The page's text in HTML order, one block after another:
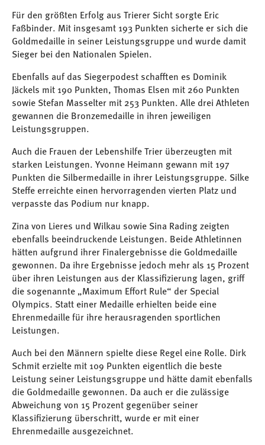
Für den größten Erfolg aus Trierer Sicht sorgte Eric
Faßbinder. Mit insgesamt 193 Punkten sicherte er sich die
Goldmedaille in seiner Leistungsgruppe und wurde damit
Sieger bei den Nationalen Spielen.
Ebenfalls auf das Siegerpodest schafften es Dominik
Jäckels mit 190 Punkten, Thomas Elsen mit 260 Punkten
sowie Stefan Masselter mit 253 Punkten. Alle drei Athleten
gewannen die Bronzemedaille in ihren jeweiligen
Leistungsgruppen.
Auch die Frauen der Lebenshilfe Trier überzeugten mit
starken Leistungen. Yvonne Heimann gewann mit 197
Punkten die Silbermedaille in ihrer Leistungsgruppe. Silke
Steffe erreichte einen hervorragenden vierten Platz und
verpasste das Podium nur knapp.
Zina von Lieres und Wilkau sowie Sina Rading zeigten
ebenfalls beeindruckende Leistungen. Beide Athletinnen
hätten aufgrund ihrer Finalergebnisse die Goldmedaille
gewonnen. Da ihre Ergebnisse jedoch mehr als 15 Prozent
über ihren Leistungen aus der Klassifizierung lagen, griff
die sogenannte „Maximum Effort Rule“ der Special
Olympics. Statt einer Medaille erhielten beide eine
Ehrenmedaille für ihre herausragenden sportlichen
Leistungen.
Auch bei den Männern spielte diese Regel eine Rolle. Dirk
Schmit erzielte mit 109 Punkten eigentlich die beste
Leistung seiner Leistungsgruppe und hätte damit ebenfalls
die Goldmedaille gewonnen. Da auch er die zulässige
Abweichung von 15 Prozent gegenüber seiner
Klassifizierung überschritt, wurde er mit einer
Ehrenmedaille ausgezeichnet.